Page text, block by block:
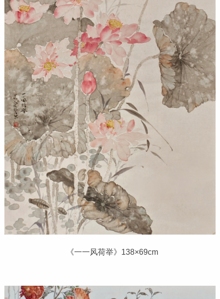
《一一风荷举》138×69cm